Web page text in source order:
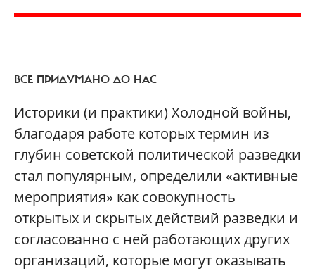
ВСЕ ПРИДУМАНО ДО НАС
Историки (и практики) Холодной войны,
благодаря работе которых термин из
глубин советской политической разведки
стал популярным, определили «активные
мероприятия» как совокупность
открытых и скрытых действий разведки и
согласованно с ней работающих других
организаций, которые могут оказывать